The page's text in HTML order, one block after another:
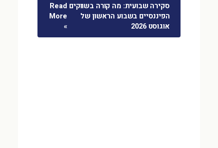
סקירה שבועית: מה קורה בשווקים
הפיננסיים בשבוע הראשון של
אוגוסט 2026
Read
More
»